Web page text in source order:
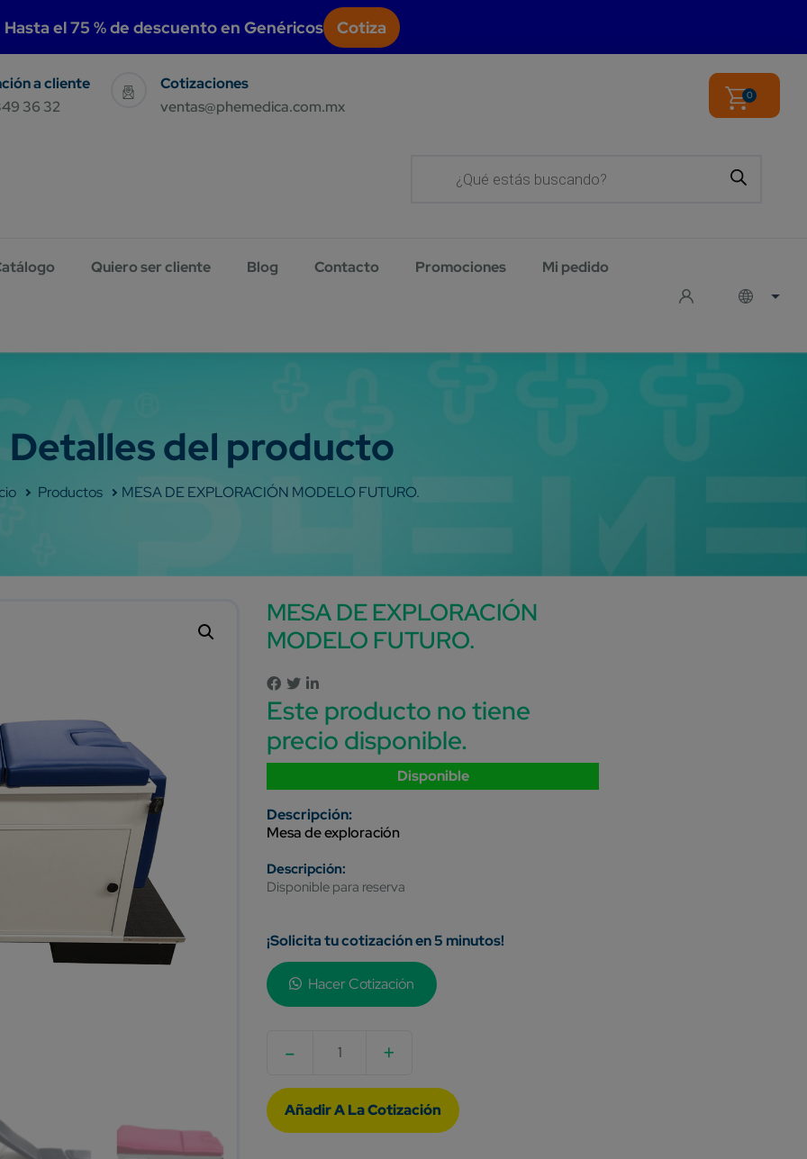
Hasta el 75 % de descuento en Genéricos Cotiza
& Support
36 32
Have Query E-Mail Us
ventas@phemedica.com.mx
0
Quiero ser cliente Blog Contacto Promociones Mi pedido
Shop MESA DE EXPLORACIÓN MODELO FUTURO.
MESA DE EXPLORACIÓN
MODELO FUTURO.
Este producto no tiene
precio disponible.
Disponible
Mesa de exploración
Disponible para reserva
¡Solicita tu cotización en 5 minutos!
Hacer Cotización
- +